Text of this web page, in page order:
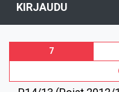
KIRJAUDU
7